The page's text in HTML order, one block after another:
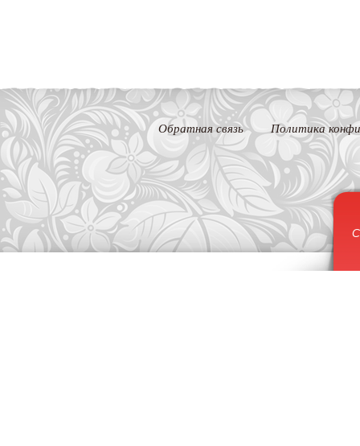
Обратная связь Политика